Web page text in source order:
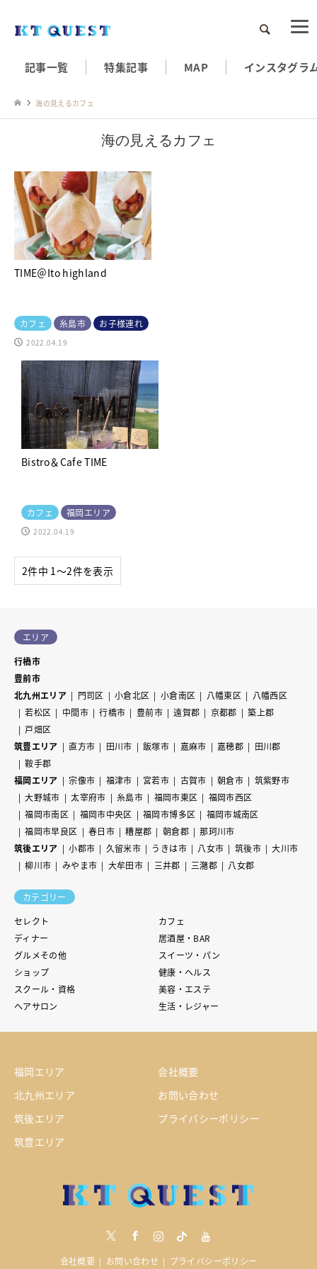
検索
記事一覧 特集記事 MAP インスタグラ
海の見えるカフェ
海の見えるカフェ
TIME＠Ito highland
カフェ 糸島市 お子様連れ
2022.04.19
Bistro＆Cafe TIME
カフェ 福岡エリア
2022.04.19
2件中 1〜2件を表示
エリア
行橋市
豊前市
北九州エリア
門司区 小倉北区 小倉南区 八幡東区
八幡西区
若松区
中間市 行橋市 豊前市 遠賀郡 京都郡
築上郡
戸畑区
筑豊エリア
直方市 田川市 飯塚市 嘉麻市 嘉穂郡
田川郡
鞍手郡
福岡エリア
宗像市 福津市 宮若市 古賀市 朝倉市
筑紫野市
大野城市
太宰府市 糸島市 福岡市東区
福岡市西区
福岡市南区
福岡市中央区 福岡市博多区
福岡市城南区
福岡市早良区
春日市 糟屋郡 朝倉郡
那珂川市
筑後エリア
小郡市 久留米市 うきは市 八女市 筑後市
大川市
柳川市
みやま市 大牟田市 三井郡 三潴郡 八女郡
カテゴリー
セレクト
カフェ
ディナー
居酒屋・BAR
グルメその他
スイーツ・パン
ショップ
健康・ヘルス
スクール・資格
美容・エステ
ヘアサロン
生活・レジャー
福岡エリア
北九州エリア
筑後エリア
筑豊エリア
会社概要
お問い合わせ
プライバシーポリシー
Instagramtiktock youtube
会社概要 お問い合わせ プライバシーポリシー